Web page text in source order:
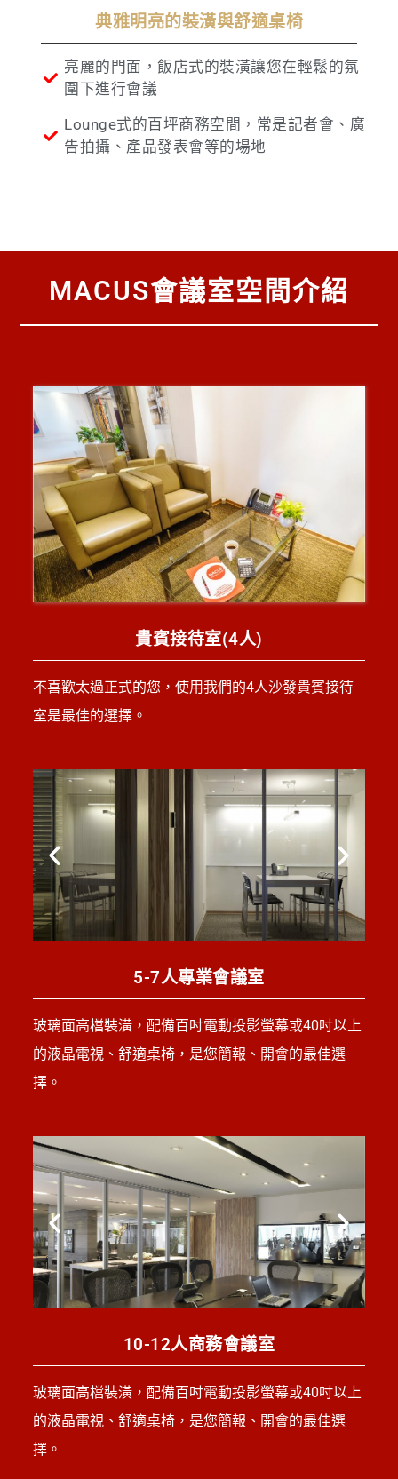
典雅明亮的裝潢與舒適桌椅
亮麗的門面，飯店式的裝潢讓您在輕鬆的氛
圍下進行會議
Lounge式的百坪商務空間，常是記者會、廣
告拍攝、產品發表會等的場地
MACUS會議室空間介紹
貴賓接待室(4人)
不喜歡太過正式的您，使用我們的4人沙發貴賓接待
室是最佳的選擇。
5-7人專業會議室
玻璃面高檔裝潢，配備百吋電動投影螢幕或40吋以上
的液晶電視、舒適桌椅，是您簡報、開會的最佳選
擇。
10-12人商務會議室
玻璃面高檔裝潢，配備百吋電動投影螢幕或40吋以上
的液晶電視、舒適桌椅，是您簡報、開會的最佳選
擇。